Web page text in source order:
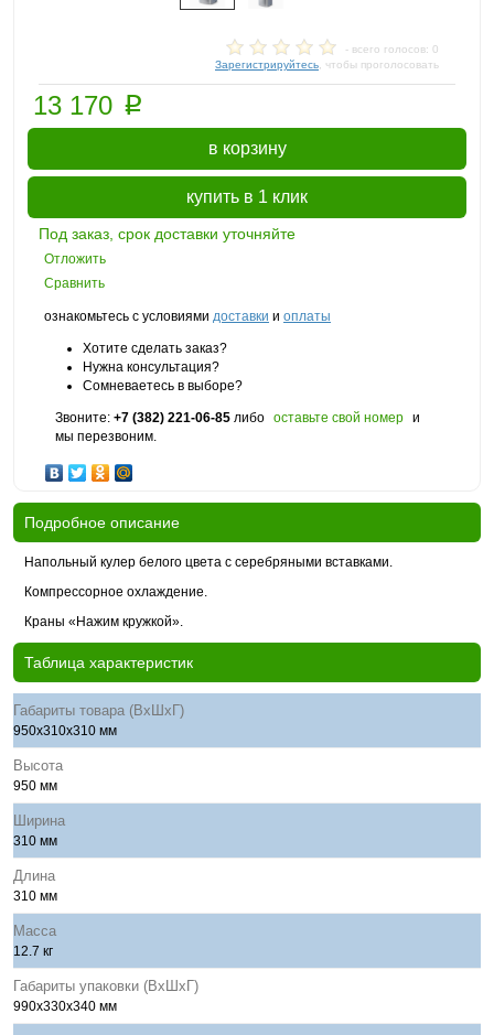
- всего голосов: 0
Зарегистрируйтесь , чтобы проголосовать
13 170 p
в корзину
купить в 1 клик
Под заказ, срок доставки уточняйте
Отложить
Сравнить
ознакомьтесь с условиями доставки и оплаты
Хотите сделать заказ?
Нужна консультация?
Сомневаетесь в выборе?
Звоните: +7 (382) 221-06-85 либо оставьте свой номер и
мы перезвоним.
Подробное описание
Напольный кулер белого цвета с серебряными вставками.
Компрессорное охлаждение.
Краны «Нажим кружкой».
Таблица характеристик
Габариты товара (ВхШхГ)
950x310х310 мм
Высота
950 мм
Ширина
310 мм
Длина
310 мм
Масса
12.7 кг
Габариты упаковки (ВхШхГ)
990x330x340 мм